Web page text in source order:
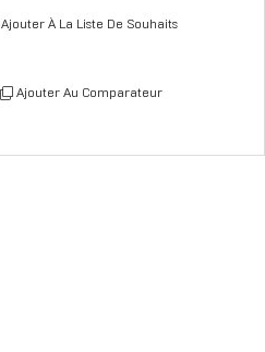
Ajouter À La Liste De Souhaits
Ajouter Au Comparateur